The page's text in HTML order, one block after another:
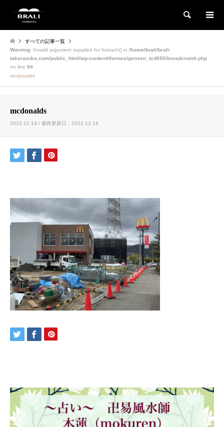
検索
すべての記事一覧
Warning: Invalid argument supplied for foreach() in /home/brali/brali-
takarazuka.com/public_html/wp-content/themes/gensen_tcd050/breadcrumb.php
on line 94
mcdonalds
mcdonalds
2022.12.14 / 最終更新日：2022.12.14